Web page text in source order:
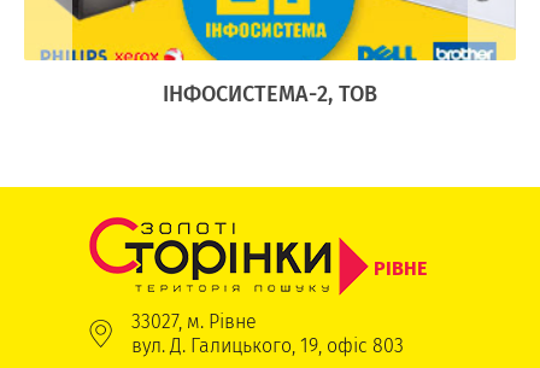
ІНФОСИСТЕМА-2, ТОВ
РІВНЕ
33027, м. Рівне
вул. Д. Галицького, 19, офіс 803